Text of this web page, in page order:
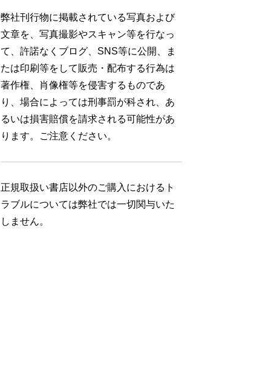
弊社刊行物に掲載されている写真および
文章を、写真撮影やスキャン等を行なっ
て、許諾なくブログ、SNS等に公開、ま
たは印刷等をして販売・配布する行為は
著作権、肖像権等を侵害するものであ
り、場合によっては刑事罰が科され、あ
るいは損害賠償を請求される可能性があ
ります。ご注意ください。
正規取扱い書店以外のご購入におけるト
ラブルについては弊社では一切関与いた
しません。